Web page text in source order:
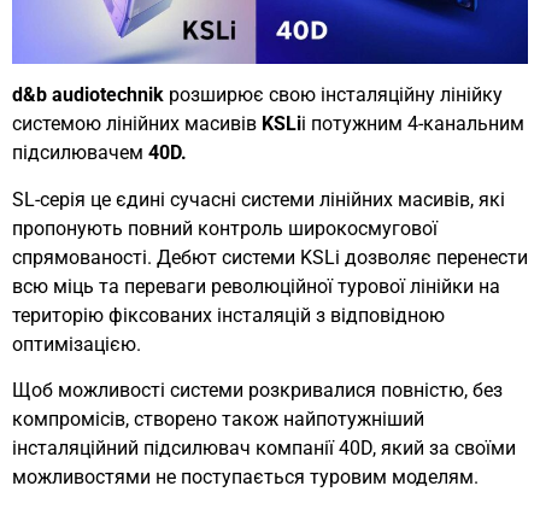
d&b audiotechnik розширює свою інсталяційну лінійку
системою лінійних масивів KSLiі потужним 4-канальним
підсилювачем 40D.
SL-серія це єдині сучасні системи лінійних масивів, які
пропонують повний контроль широкосмугової
спрямованості. Дебют системи KSLi дозволяє перенести
всю міць та переваги революційної турової лінійки на
територію фіксованих інсталяцій з відповідною
оптимізацією.
Щоб можливості системи розкривалися повністю, без
компромісів, створено також найпотужніший
інсталяційний підсилювач компанії 40D, який за своїми
можливостями не поступається туровим моделям.